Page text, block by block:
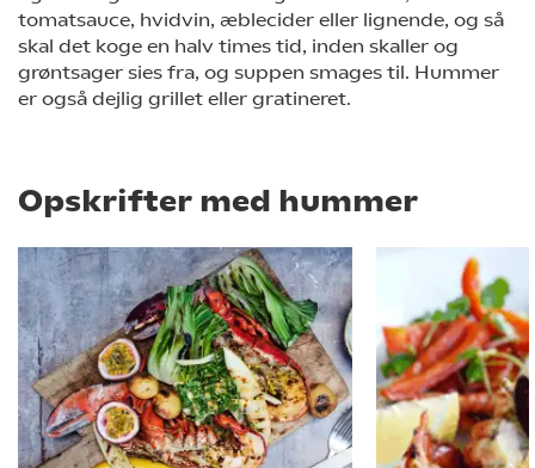
tomatsauce, hvidvin, æblecider eller lignende, og så
skal det koge en halv times tid, inden skaller og
grøntsager sies fra, og suppen smages til. Hummer
er også dejlig grillet eller gratineret.
Opskrifter med hummer